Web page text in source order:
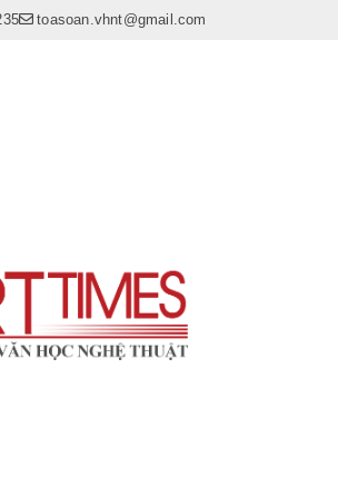
toasoan.vhnt@gmail.com